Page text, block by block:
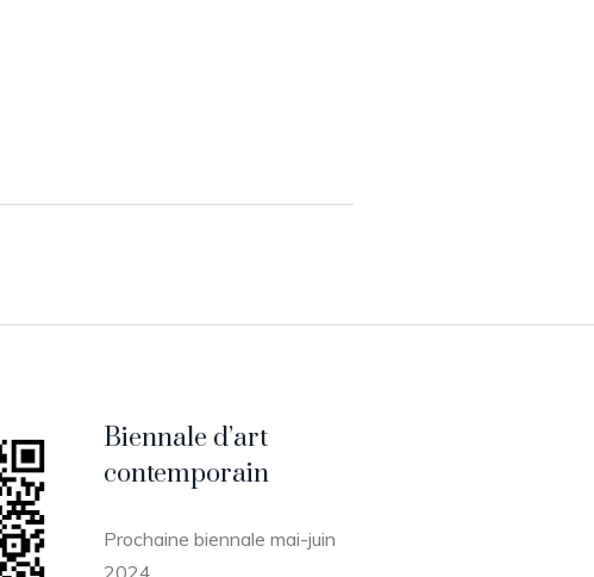
Biennale d’art
contemporain
Prochaine biennale mai-juin
2024